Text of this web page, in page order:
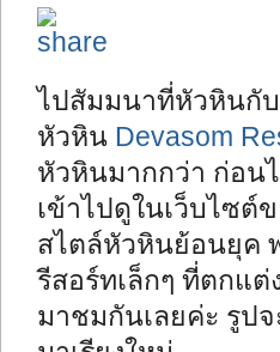
ไปสัมมนาที่หัวหินกั
หัวหิน Devasom
หัวหินมากกว่า ก่อน
เข้าไปดูในเว็บไซต์
สไตล์หัวหินย้อนยุค
รีสอร์ทเล็กๆ ที่ตกแ
มาชมกันเลยค่ะ รูป